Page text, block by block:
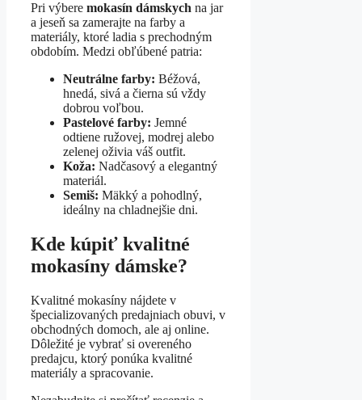
Pri výbere mokasín dámskych na jar
a jeseň sa zamerajte na farby a
materiály, ktoré ladia s prechodným
obdobím. Medzi obľúbené patria:
Neutrálne farby: Béžová,
hnedá, sivá a čierna sú vždy
dobrou voľbou.
Pastelové farby: Jemné
odtiene ružovej, modrej alebo
zelenej oživia váš outfit.
Koža: Nadčasový a elegantný
materiál.
Semiš: Mäkký a pohodlný,
ideálny na chladnejšie dni.
Kde kúpiť kvalitné
mokasíny dámske?
Kvalitné mokasíny nájdete v
špecializovaných predajniach obuvi, v
obchodných domoch, ale aj online.
Dôležité je vybrať si overeného
predajcu, ktorý ponúka kvalitné
materiály a spracovanie.